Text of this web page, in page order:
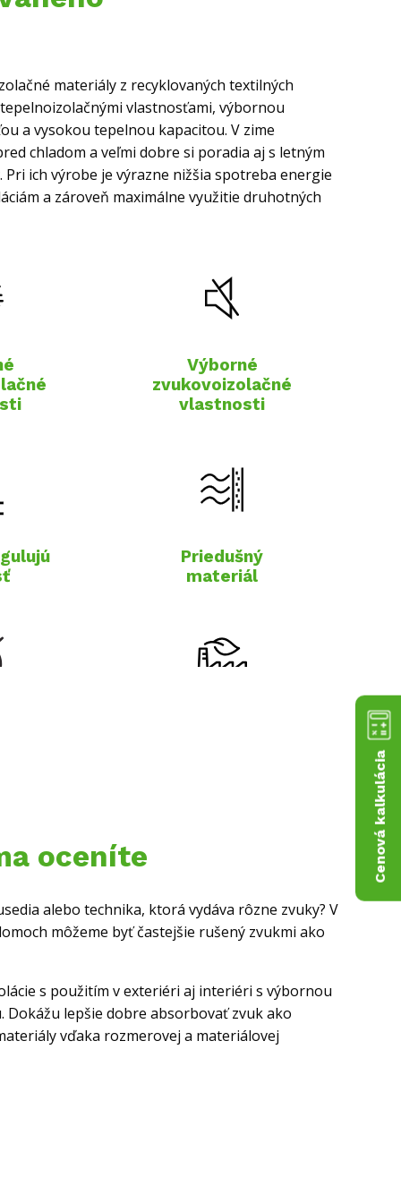
materiály z recyklovaných textilných
vlastnosťami, výbornou
a vysokou tepelnou kapacitou. V zime
chladom a veľmi dobre si poradia aj s letným
ich výrobe je výrazne nižšia spotreba energie
a zároveň maximálne využitie druhotných
Výborné
zvukovoizolačné
vlastnosti
Priedušný
materiál
oceníte
alebo technika, ktorá vydáva rôzne zvuky? V
môžeme byť častejšie rušený zvukmi ako
s použitím v exteriéri aj interiéri s výbornou
Dokážu lepšie dobre absorbovať zvuk ako
vďaka rozmerovej a materiálovej
Cenová kalkulácia